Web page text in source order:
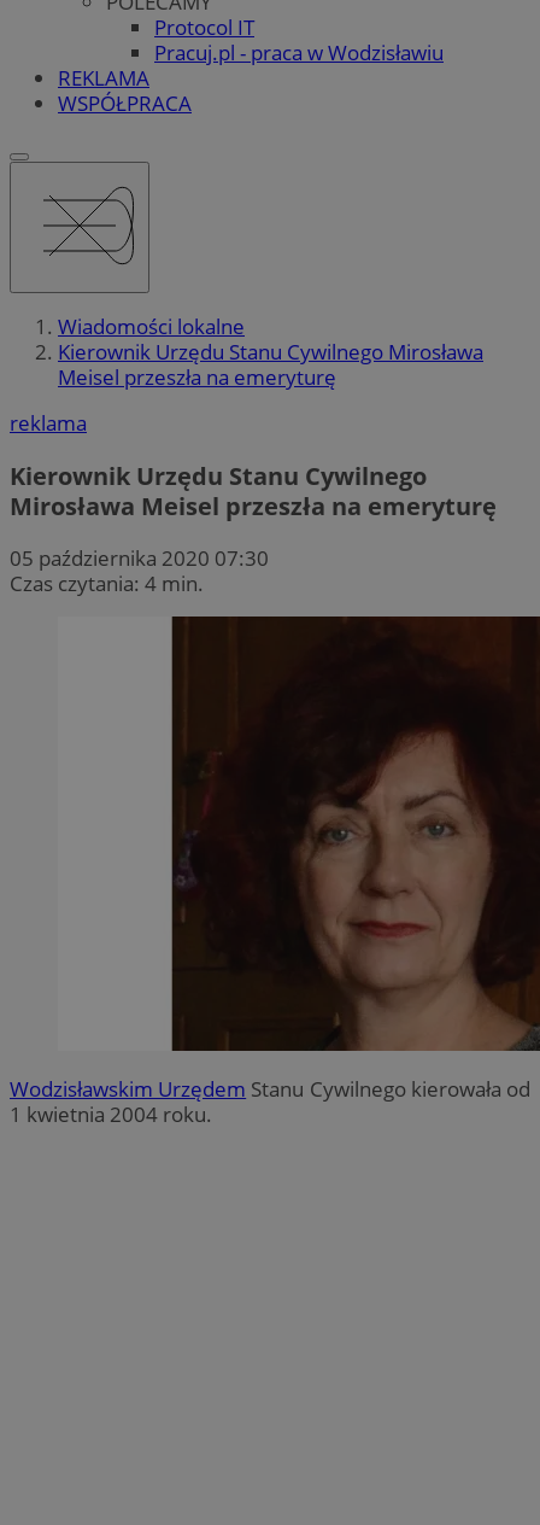
Protocol IT
Pracuj.pl - praca w Wodzisławiu
REKLAMA
WSPÓŁPRACA
Wiadomości lokalne
Kierownik Urzędu Stanu Cywilnego Mirosława
Meisel przeszła na emeryturę
reklama
Kierownik Urzędu Stanu Cywilnego
Mirosława Meisel przeszła na emeryturę
05 października 2020 07:30
Czas czytania: 4 min.
Wodzisławskim Urzędem Stanu Cywilnego kierowała od
1 kwietnia 2004 roku.